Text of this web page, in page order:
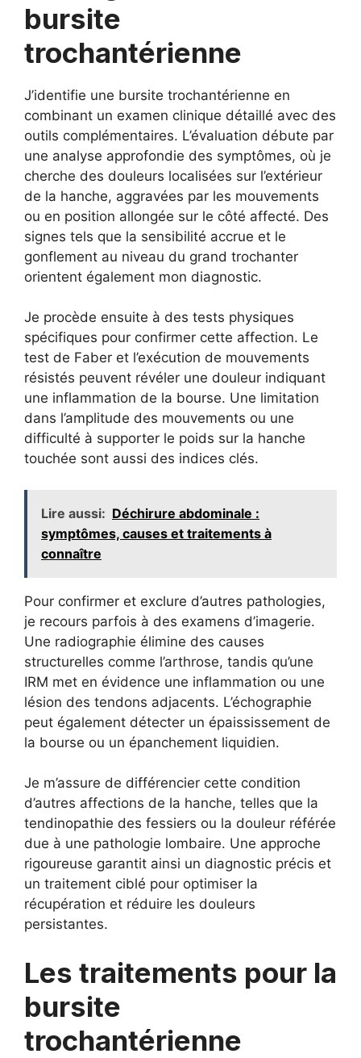
bursite
trochantérienne
J’identifie une bursite trochantérienne en
combinant un examen clinique détaillé avec des
outils complémentaires. L’évaluation débute par
une analyse approfondie des symptômes, où je
cherche des douleurs localisées sur l’extérieur
de la hanche, aggravées par les mouvements
ou en position allongée sur le côté affecté. Des
signes tels que la sensibilité accrue et le
gonflement au niveau du grand trochanter
orientent également mon diagnostic.
Je procède ensuite à des tests physiques
spécifiques pour confirmer cette affection. Le
test de Faber et l’exécution de mouvements
résistés peuvent révéler une douleur indiquant
une inflammation de la bourse. Une limitation
dans l’amplitude des mouvements ou une
difficulté à supporter le poids sur la hanche
touchée sont aussi des indices clés.
Lire aussi: Déchirure abdominale :
symptômes, causes et traitements à
connaître
Pour confirmer et exclure d’autres pathologies,
je recours parfois à des examens d’imagerie.
Une radiographie élimine des causes
structurelles comme l’arthrose, tandis qu’une
IRM met en évidence une inflammation ou une
lésion des tendons adjacents. L’échographie
peut également détecter un épaississement de
la bourse ou un épanchement liquidien.
Je m’assure de différencier cette condition
d’autres affections de la hanche, telles que la
tendinopathie des fessiers ou la douleur référée
due à une pathologie lombaire. Une approche
rigoureuse garantit ainsi un diagnostic précis et
un traitement ciblé pour optimiser la
récupération et réduire les douleurs
persistantes.
Les traitements pour la
bursite
trochantérienne